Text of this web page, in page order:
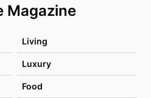
Magazine
Living
Luxury
Food